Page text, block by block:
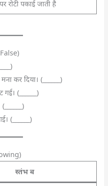
रोटी पकाई जाती है
कर दिया। (______)
(______)
(______)
स्तंभ ब